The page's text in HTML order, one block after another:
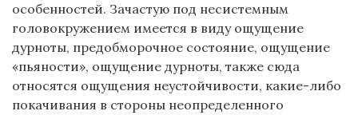
особенностей. Зачастую под несистемным
головокружением имеется в виду ощущение
дурноты, предобморочное состояние, ощущение
«пьяности», ощущение дурноты, также сюда
относятся ощущения неустойчивости, какие-либо
покачивания в стороны неопределенного